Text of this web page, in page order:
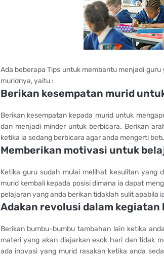
Ada beberapa Tips untuk membantu menjadi
muridnya, yaitu :
Berikan kesempatan murid
Berikan kesempatan kepada murid untuk
dan menjadi minder untuk berbicara. Berikan
ketika ia sedang berbicara agar anda mengerti
Memberikan motivasi untuk
Ketika guru sudah mulai melihat kesulitan yang
murid kembali kepada posisi dimana ia dapat
pelajaran yang anda berikan tidaklah sulit apabila
Adakan revolusi dalam
Berikan bumbu-bumbu tambahan lain ketika
materi yang akan diajarkan esok hari dan tidak
ada inovasi yang murid rasakan ketika anda